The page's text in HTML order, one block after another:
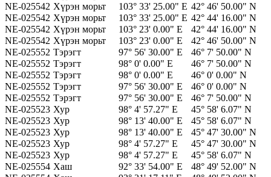
NE-025542 Хүрэн морьт 103° 33' 25.00" E 42° 46' 50.00" N
NE-025542 Хүрэн морьт 103° 33' 25.00" E 42° 44' 16.00" N
NE-025542 Хүрэн морьт 103° 23' 0.00" E
42° 44' 16.00" N
NE-025542 Хүрэн морьт 103° 23' 0.00" E
42° 46' 50.00" N
NE-025552 Тэрэгт 97° 56' 30.00" E
46° 7' 50.00" N
NE-025552 Тэрэгт 98° 0' 0.00" E
46° 7' 50.00" N
NE-025552 Тэрэгт 98° 0' 0.00" E
46° 0' 0.00" N
NE-025552 Тэрэгт 97° 56' 30.00" E
46° 0' 0.00" N
NE-025552 Тэрэгт 97° 56' 30.00" E
46° 7' 50.00" N
NE-025523 Хур 98° 4' 57.27" E
45° 58' 6.07" N
NE-025523 Хур 98° 13' 40.00" E
45° 58' 6.07" N
NE-025523 Хур 98° 13' 40.00" E
45° 47' 30.00" N
NE-025523 Хур 98° 4' 57.27" E
45° 47' 30.00" N
NE-025523 Хур 98° 4' 57.27" E
45° 58' 6.07" N
NE-025554 Хаш 92° 33' 54.00" E
48° 49' 52.00" N